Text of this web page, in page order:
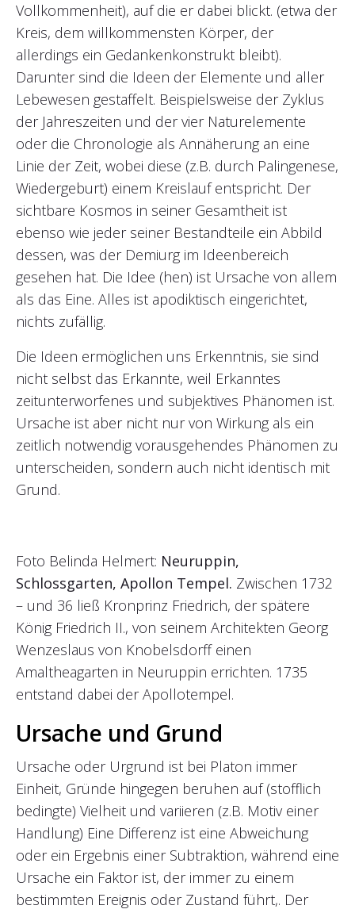
Vollkommenheit), auf die er dabei blickt. (etwa der
Kreis, dem willkommensten Körper, der
allerdings ein Gedankenkonstrukt bleibt).
Darunter sind die Ideen der Elemente und aller
Lebewesen gestaffelt. Beispielsweise der Zyklus
der Jahreszeiten und der vier Naturelemente
oder die Chronologie als Annäherung an eine
Linie der Zeit, wobei diese (z.B. durch Palingenese,
Wiedergeburt) einem Kreislauf entspricht. Der
sichtbare Kosmos in seiner Gesamtheit ist
ebenso wie jeder seiner Bestandteile ein Abbild
dessen, was der Demiurg im Ideenbereich
gesehen hat. Die Idee (hen) ist Ursache von allem
als das Eine. Alles ist apodiktisch eingerichtet,
nichts zufällig.
Die Ideen ermöglichen uns Erkenntnis, sie sind
nicht selbst das Erkannte, weil Erkanntes
zeitunterworfenes und subjektives Phänomen ist.
Ursache ist aber nicht nur von Wirkung als ein
zeitlich notwendig vorausgehendes Phänomen zu
unterscheiden, sondern auch nicht identisch mit
Grund.
Foto Belinda Helmert: Neuruppin,
Schlossgarten, Apollon Tempel. Zwischen 1732
– und 36 ließ Kronprinz Friedrich, der spätere
König Friedrich II., von seinem Architekten Georg
Wenzeslaus von Knobelsdorff einen
Amaltheagarten in Neuruppin errichten. 1735
entstand dabei der Apollotempel.
Ursache und Grund
Ursache oder Urgrund ist bei Platon immer
Einheit, Gründe hingegen beruhen auf (stofflich
bedingte) Vielheit und variieren (z.B. Motiv einer
Handlung) Eine Differenz ist eine Abweichung
oder ein Ergebnis einer Subtraktion, während eine
Ursache ein Faktor ist, der immer zu einem
bestimmten Ereignis oder Zustand führt,. Der